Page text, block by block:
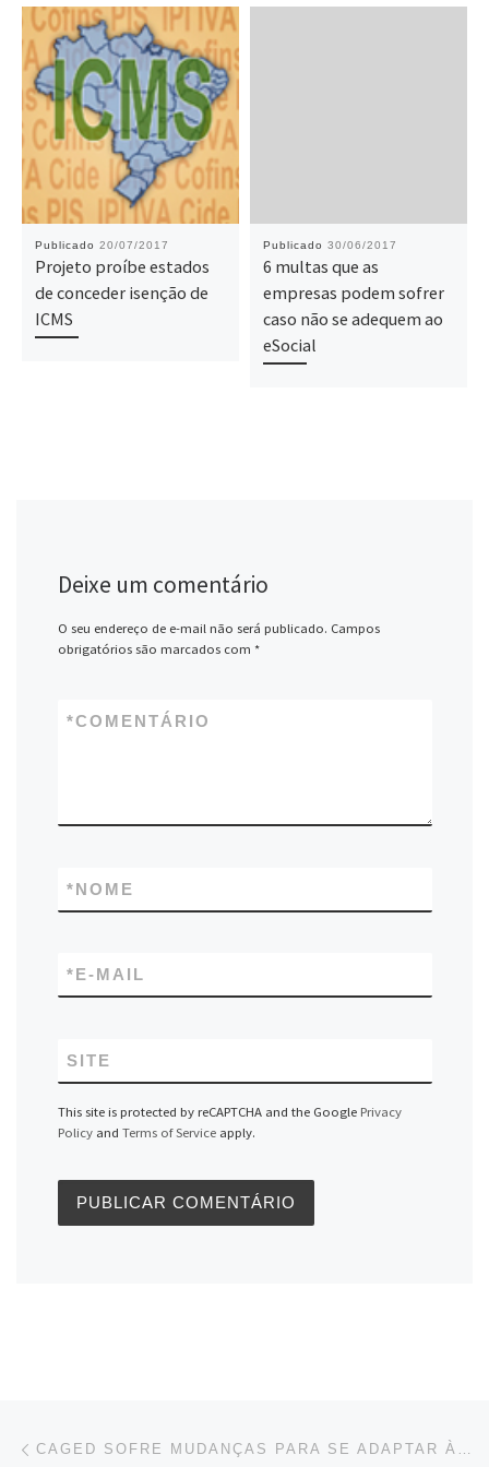
Publicado 20/07/2017
Projeto proíbe estados
de conceder isenção de
ICMS
Publicado 30/06/2017
6 multas que as
empresas podem sofrer
caso não se adequem ao
eSocial
Deixe um comentário
O seu endereço de e-mail não será publicado. Campos
obrigatórios são marcados com *
COMENTÁRIO
*
NOME
*
E-MAIL
*
SITE
This site is protected by reCAPTCHA and the Google Privacy
Policyand Terms of Serviceapply.
Navegação do post CAGED SOFRE MUDANÇAS PARA SE ADAPTAR À REFORMA TRABALHISTA